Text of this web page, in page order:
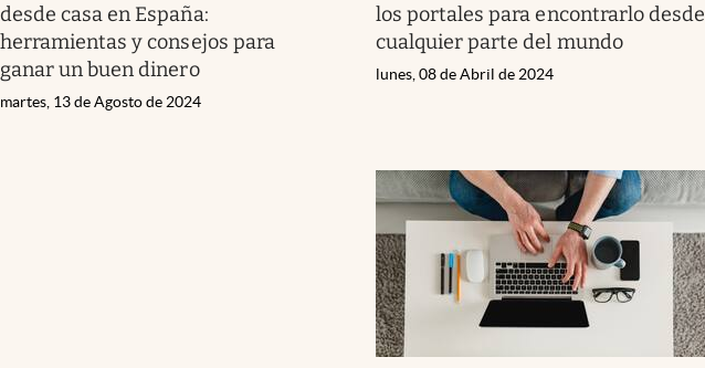
desde casa en España:
herramientas y consejos para
ganar un buen dinero
martes, 13 de Agosto de 2024
los portales para encontrarlo desde
cualquier parte del mundo
lunes, 08 de Abril de 2024